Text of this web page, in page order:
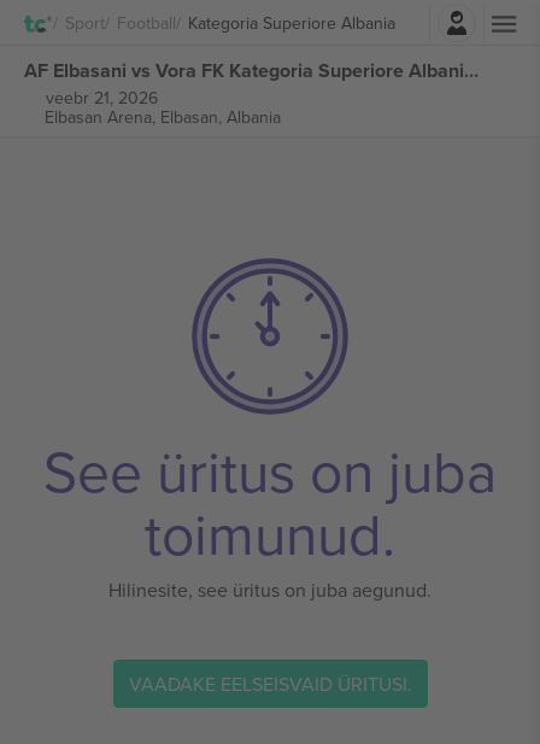
Sport Football Kategoria Superiore Albania
Logi sisse
AF Elbasani vs Vora FK Kategoria Superiore Albania piletid
veebr 21, 2026
Elbasan Arena, Elbasan, Albania
See üritus on juba
toimunud.
Hilinesite, see üritus on juba aegunud.
VAADAKE EELSEISVAID ÜRITUSI.